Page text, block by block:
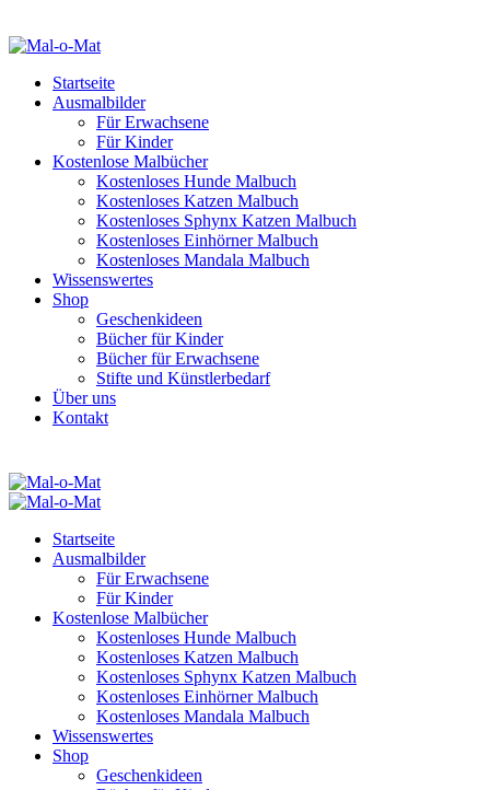
Startseite
Ausmalbilder
Für Erwachsene
Für Kinder
Kostenlose Malbücher
Kostenloses Hunde Malbuch
Kostenloses Katzen Malbuch
Kostenloses Sphynx Katzen Malbuch
Kostenloses Einhörner Malbuch
Kostenloses Mandala Malbuch
Wissenswertes
Shop
Geschenkideen
Bücher für Kinder
Bücher für Erwachsene
Stifte und Künstlerbedarf
Über uns
Kontakt
Startseite
Ausmalbilder
Für Erwachsene
Für Kinder
Kostenlose Malbücher
Kostenloses Hunde Malbuch
Kostenloses Katzen Malbuch
Kostenloses Sphynx Katzen Malbuch
Kostenloses Einhörner Malbuch
Kostenloses Mandala Malbuch
Wissenswertes
Shop
Geschenkideen